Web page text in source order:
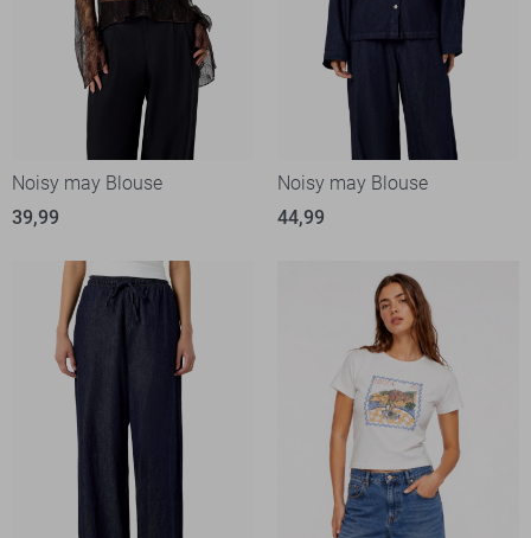
Noisy may Blouse
39,99
Noisy may Blouse
44,99